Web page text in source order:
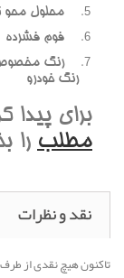
محلول محو
فوم فشرده
رنگ مخصوص
رنگ خودرو
براي
مطلب را
نقد و نظرات
تاکنون هیچ نقدی از